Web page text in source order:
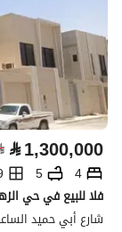
⃁1,300,000
4
5
فلا للبيع في حي
شارع أبي حميد